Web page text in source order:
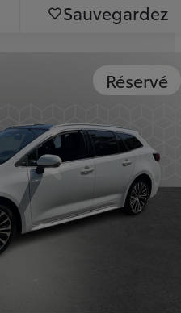
Sauvegardez
Réservé